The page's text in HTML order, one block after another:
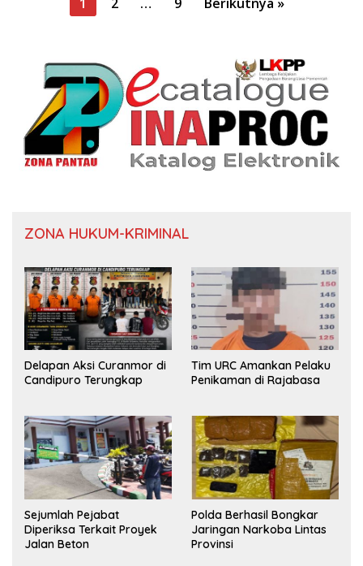
ZONA HUKUM-KRIMINAL
Delapan Aksi Curanmor di
Candipuro Terungkap
Tim URC Amankan Pelaku
Penikaman di Rajabasa
Sejumlah Pejabat
Diperiksa Terkait Proyek
Jalan Beton
Polda Berhasil Bongkar
Jaringan Narkoba Lintas
Provinsi